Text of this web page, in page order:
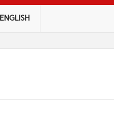
ENGLISH